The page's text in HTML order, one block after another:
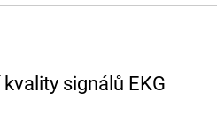
signálů EKG